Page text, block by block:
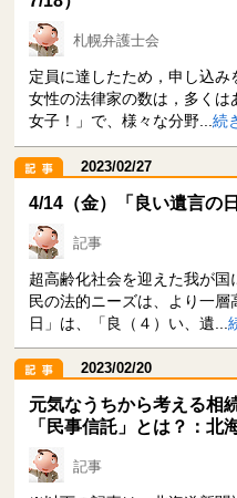
札幌弁護士会
定員に達したため，申し込み
女性の法律家の数は，多く
女子！」で、様々な分野...続
2023/02/27
4/14（金）「良い遺言の
記事
超高齢化社会を迎えた我が
民の法的ニーズは、より一
日」は、「良（４）い、遺...
2023/02/20
元気なうちから考える
「民事信託」とは？：北
記事